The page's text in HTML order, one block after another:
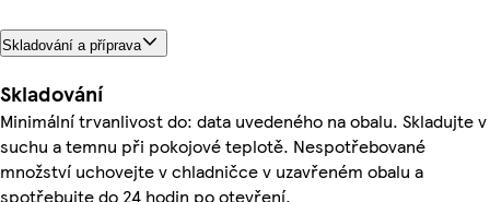
Skladování a příprava
Skladování
Minimální trvanlivost do: data uvedeného na obalu. Skladujte v
suchu a temnu při pokojové teplotě. Nespotřebované
množství uchovejte v chladničce v uzavřeném obalu a
spotřebujte do 24 hodin po otevření.